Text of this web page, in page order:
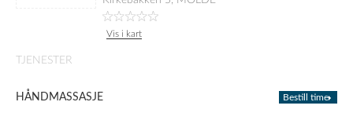
Vis i kart
TJENESTER
HÅNDMASSASJE Bestill time